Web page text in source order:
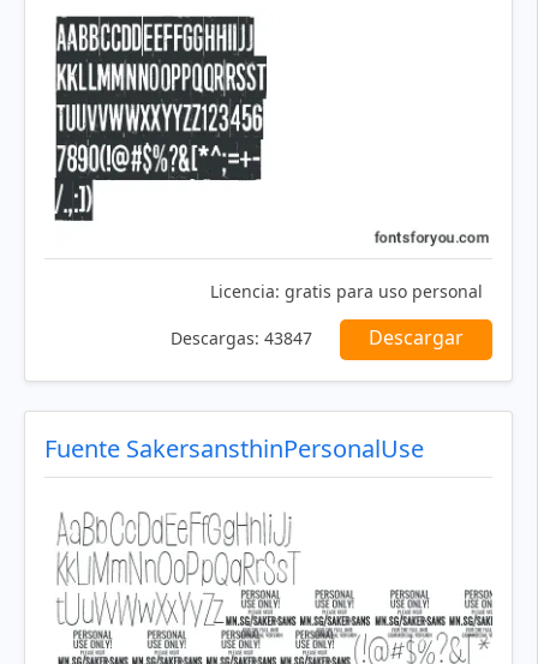
Licencia: gratis para uso personal
Descargas: 43847 Descargar
Fuente SakersansthinPersonalUse